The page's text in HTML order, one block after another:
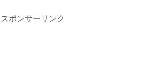
スポンサーリンク